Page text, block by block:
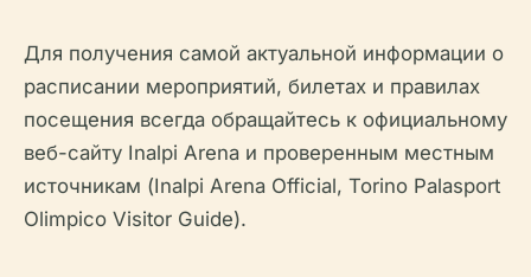
Для получения самой актуальной информации о
расписании мероприятий, билетах и правилах
посещения всегда обращайтесь к официальному
веб-сайту Inalpi Arena и проверенным местным
источникам (Inalpi Arena Official, Torino Palasport
Olimpico Visitor Guide).